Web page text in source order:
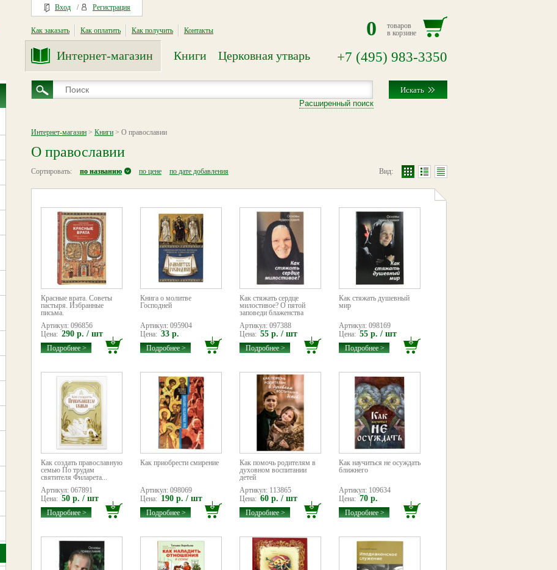
Вход / Регистрация
Как заказать Как оплатить Как получить Контакты 0
товаров
в корзине
Интернет-магазин Книги Церковная утварь +7 (495) 983-3350
Расширенный поиск
Интернет-магазин > Книги > О православии
О православии
Сортировать: Вид:
по названию по цене по дате добавления
Красные врата. Советы
пастыря. Избранные
письма.
Артикул: 096856
Цена: 290 р. / шт
Подробнее >
Книга о молитве
Господней
Артикул: 095904
Цена: 33 р.
Подробнее >
Как стяжать сердце
милостивое? О пятой
заповеди блаженства
Артикул: 097388
Цена: 55 р. / шт
Подробнее >
Как стяжать душевный
мир
Артикул: 098169
Цена: 55 р. / шт
Подробнее >
Как создать православную
семью По трудам
святителя Филарета...
Артикул: 067891
Цена: 50 р. / шт
Подробнее >
Как приобрести смирение
Артикул: 098069
Цена: 190 р. / шт
Подробнее >
Как помочь родителям в
духовном воспитании
детей
Артикул: 113865
Цена: 60 р. / шт
Подробнее >
Как научиться не осуждать
ближнего
Артикул: 109634
Цена: 70 р.
Подробнее >